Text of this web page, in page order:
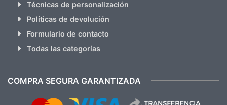
Técnicas de personalización
Políticas de devolución
Formulario de contacto
Todas las categorías
COMPRA SEGURA GARANTIZADA